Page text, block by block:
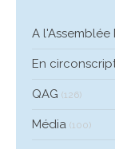
A
En
QAG (126)
Média (100)